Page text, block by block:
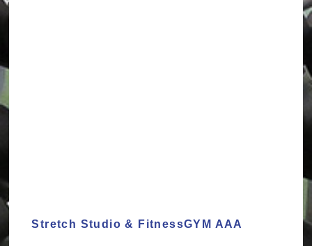
Stretch Studio & FitnessGYM AAA